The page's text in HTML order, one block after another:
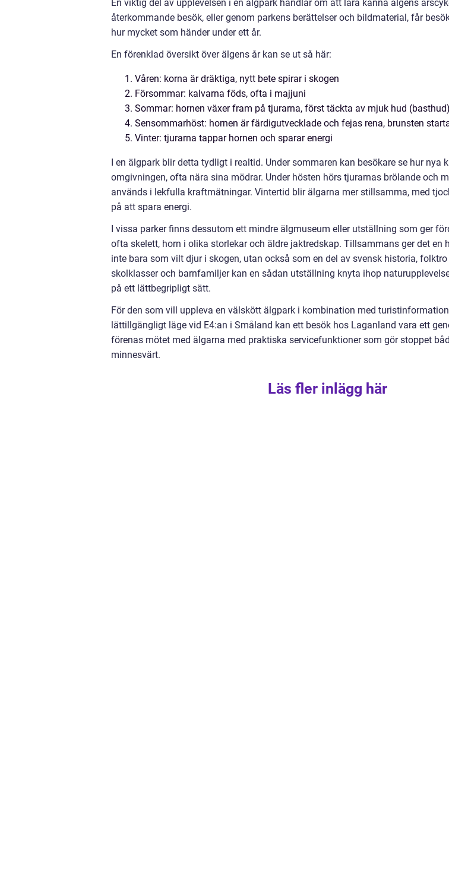
En viktig del av upplevelsen i en älgpark handlar om att lära känna älgens
återkommande besök, eller genom parkens berättelser och bildmaterial, får
hur mycket som händer under ett år.
En förenklad översikt över älgens år kan se ut så här:
Våren: korna är dräktiga, nytt bete spirar i skogen
Försommar: kalvarna föds, ofta i majjuni
Sommar: hornen växer fram på tjurarna, först täckta av mjuk hud (basthud)
Sensommarhöst: hornen är färdigutvecklade och fejas rena, brunsten
Vinter: tjurarna tappar hornen och sparar energi
I en älgpark blir detta tydligt i realtid. Under sommaren kan besökare se hur nya
omgivningen, ofta nära sina mödrar. Under hösten hörs tjurarnas brölande och
används i lekfulla kraftmätningar. Vintertid blir älgarna mer stillsamma, med
på att spara energi.
I vissa parker finns dessutom ett mindre älgmuseum eller utställning som ger
ofta skelett, horn i olika storlekar och äldre jaktredskap. Tillsammans ger det en
inte bara som vilt djur i skogen, utan också som en del av svensk historia,
skolklasser och barnfamiljer kan en sådan utställning knyta ihop
på ett lättbegripligt sätt.
För den som vill uppleva en välskött älgpark i kombination med
lättillgängligt läge vid E4:an i Småland kan ett besök hos Laganland vara ett
förenas mötet med älgarna med praktiska servicefunktioner som gör stoppet
minnesvärt.
Läs fler inlägg här